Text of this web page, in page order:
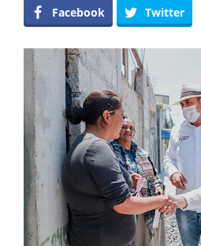
Olvera
se
viables
y
hasta
su
Facebook Twitter